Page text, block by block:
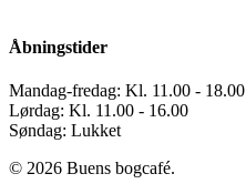
Åbningstider
Mandag-fredag: Kl. 11.00 - 18.00
Lørdag: Kl. 11.00 - 16.00
Søndag: Lukket
© 2026 Buens bogcafé.